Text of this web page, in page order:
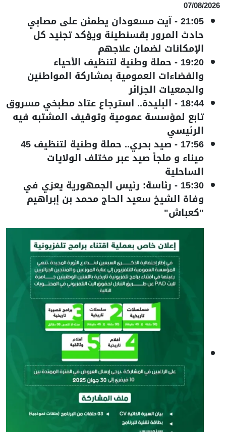
07/08/2026
21:05
-آيت مسعودان يطمئن على مصابي
حادث المرور بقسنطينة ويؤكد تجنيد كل
الإمكانات لضمان علاجهم
19:20
- حملة وطنية لتنظيف الأحياء
والفضاءات العمومية بمشاركة المواطنين
والجمعيات الجزائر
18:44
- البليدة.. استرجاع عتاد مطبخي مسروق
تابع لمؤسسة عمومية وتوقيف المشتبه فيه
الرئيسي
17:56
- صيد بحري.. حملة وطنية لتنظيف 45
ميناء و ملجأ صيد عبر مختلف الولايات
الساحلية
15:30
- رئاسة: رئيس الجمهورية يعزي في
وفاة الشيخ سعيد الحاج محمد بن إبراهيم
"كعباش"